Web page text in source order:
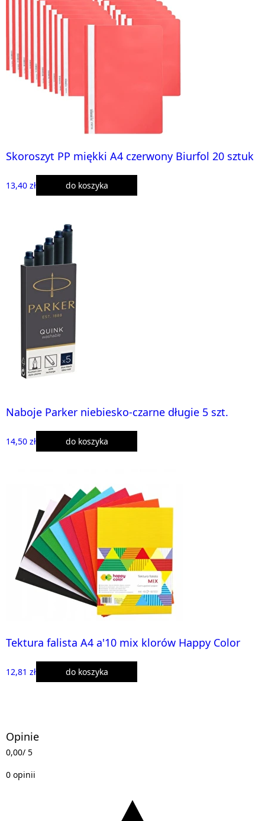
Skoroszyt PP miękki A4 czerwony Biurfol 20 sztuk
13,40 zł do koszyka
Naboje Parker niebiesko-czarne długie 5 szt.
14,50 zł do koszyka
Tektura falista A4 a'10 mix klorów Happy Color
12,81 zł do koszyka
Opinie
0,00/ 5
0 opinii